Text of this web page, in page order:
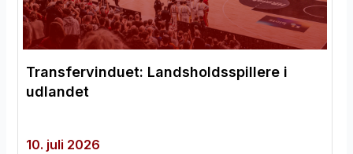
Transfervinduet: Landsholdsspillere i
udlandet
10. juli 2026